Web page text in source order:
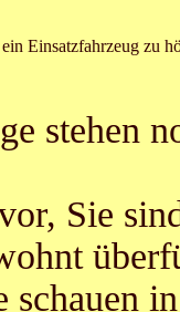
Einsatzfahrzeug zu
Sie